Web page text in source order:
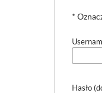
*
Hasło